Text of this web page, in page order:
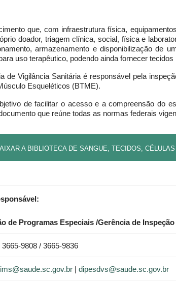
que, com infraestrutura física,
doador, triagem clínica, social, física e
armazenamento e disponibilização de
uso terapêutico, podendo ainda fornecer
de Vigilância Sanitária é responsável pela
Esqueléticos (BTME).
de facilitar o acesso e a compreensão do
que reúne todas as normas federais
A BIBLIOTECA DE SANGUE, TECIDOS,
de Programas Especiais /Gerência de
3665-9808 / 3665-9836
| dipesdvs@saude.sc.gov.br